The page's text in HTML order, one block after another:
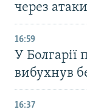
через
16:59
У Болгарії
вибухнув
16:37